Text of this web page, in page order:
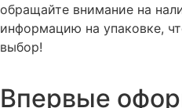
обращайте внимание на
информацию на упаковке,
выбор!
Впервые